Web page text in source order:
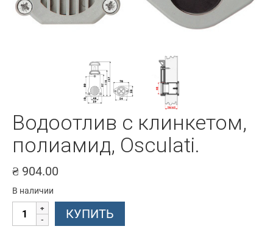
Водоотлив с клинкетом,
полиамид, Osculati.
₴ 904.00
В наличии
Количество
товара
Водоотлив
КУПИТЬ